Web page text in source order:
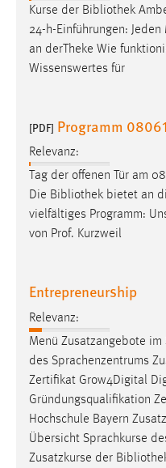
Kurse der Bibliothek
24-h-Einführungen:
an derTheke Wie
Wissenswertes für
[PDF] Programm
Relevanz:
Tag der offenen Tür am
Die Bibliothek bietet an
vielfältiges Programm:
von Prof. Kurzweil
Entrepreneurship
Relevanz:
Menü Zusatzangebote
des Sprachenzentrums
Zertifikat Grow4Digital
Gründungsqualifikation
Hochschule Bayern
Übersicht Sprachkurse
Zusatzkurse der
Jahre, MIBEW_UserID =
Login
Zweck:
Dieser Cookie ist
einloggen zu können.
Cookie Laufzeit:
24 Stunden
STATISTIK
Diese Informationen
unsere Besucher
Matomo
Name:
_pk_ref, _pk_cvar,
Zweck: